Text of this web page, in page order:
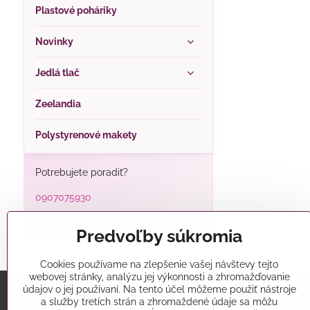
Plastové poháriky
Novinky
Jedlá tlač
Zeelandia
Polystyrenové makety
Potrebujete poradiť?
0907075930
Predvoľby súkromia
Cookies používame na zlepšenie vašej návštevy tejto
webovej stránky, analýzu jej výkonnosti a zhromažďovanie
údajov o jej používaní. Na tento účel môžeme použiť nástroje
a služby tretích strán a zhromaždené údaje sa môžu